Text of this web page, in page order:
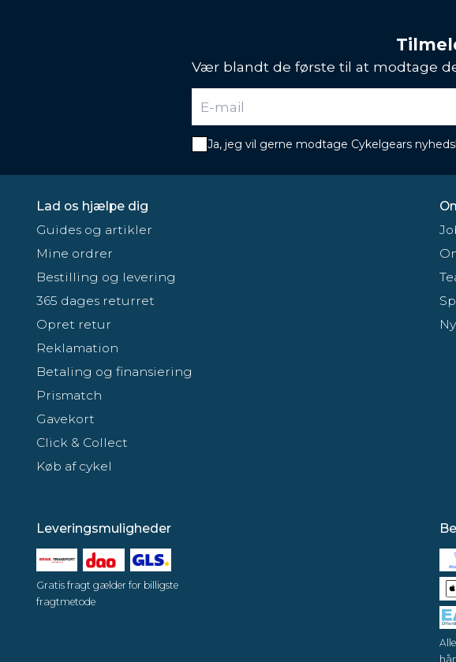
Vær blandt de første til at modtage
Ja, jeg vil gerne modtage Cykelgears
Lad os hjælpe dig
Guides og artikler
Mine ordrer
Bestilling og levering
365 dages returret
Opret retur
Reklamation
Betaling og finansiering
Prismatch
Gavekort
Click & Collect
Køb af cykel
Leveringsmuligheder
Gratis fragt gælder for billigste
fragtmetode